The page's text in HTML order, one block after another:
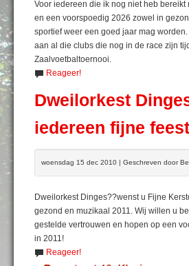
Voor iedereen die ik nog niet heb bereikt
en een voorspoedig 2026 zowel in
sportief weer een goed jaar mag
aan al die clubs die nog in de race zijn
Zaalvoetbaltoernooi.
Reageer!
Dweilorkest
iedereen fijne
woensdag 15 dec 2010 | Geschreven door
Dweilorkest Dinges??wenst u Fijne
gezond en muzikaal 2011. Wij willen u
gestelde vertrouwen en hopen op een
in 2011!
Reageer!